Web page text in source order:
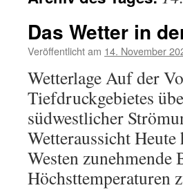
Das Wetter in
Veröffentlicht am 14. November
Wetterlage Auf der
Tiefdruckgebietes
südwestlicher
Wetteraussicht
Westen